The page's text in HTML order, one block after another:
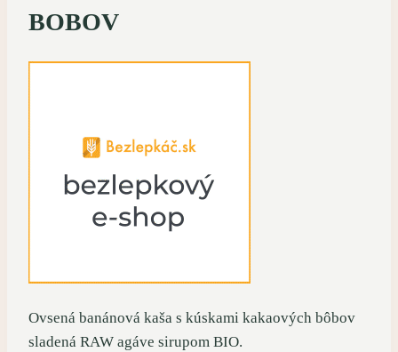
BOBOV
Ovsená banánová kaša s kúskami kakaových bôbov
sladená RAW agáve sirupom BIO.